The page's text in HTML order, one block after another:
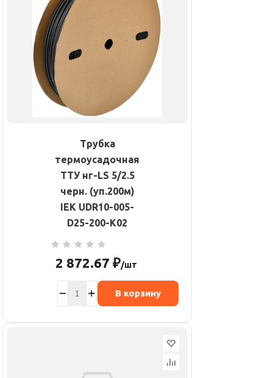
Трубка
термоусадочная
ТТУ нг-LS 5/2.5
черн. (уп.200м)
IEK UDR10-005-
D25-200-K02
2 872.67 ₽/шт
В корзину